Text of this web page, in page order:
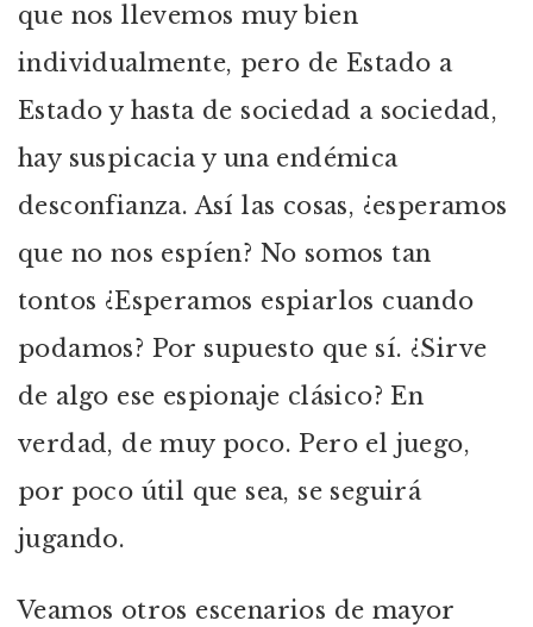
que nos llevemos muy bien
individualmente, pero de Estado a
Estado y hasta de sociedad a sociedad,
hay suspicacia y una endémica
desconfianza. Así las cosas, ¿esperamos
que no nos espíen? No somos tan
tontos ¿Esperamos espiarlos cuando
podamos? Por supuesto que sí. ¿Sirve
de algo ese espionaje clásico? En
verdad, de muy poco. Pero el juego,
por poco útil que sea, se seguirá
jugando.
Veamos otros escenarios de mayor